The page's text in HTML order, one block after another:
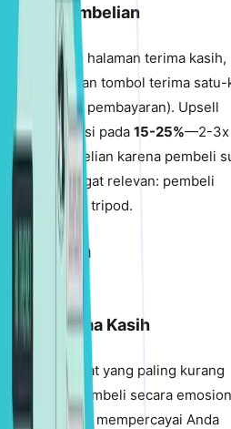
Pembelian
sebelum halaman terima kasih,
upsell dengan tombol terima
informasi pembayaran). Upsell
konversi pada 15-25%—2-3x
pembelian karena pembeli
harus sangat relevan: pembeli
bukan tripod.
Terima Kasih
real estat yang paling kurang
Pembeli secara
dan sudah mempercayai Anda